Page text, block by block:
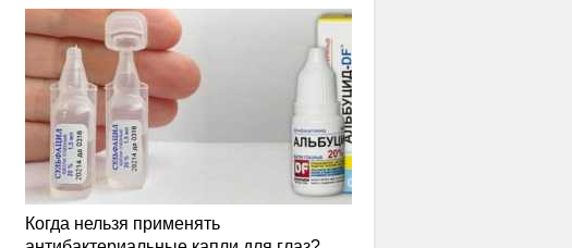
Когда нельзя применять